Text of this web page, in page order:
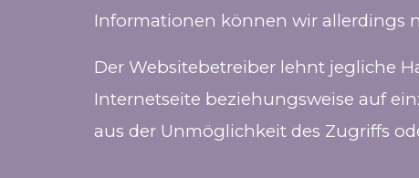
Informationen können wir allerdings
Der Websitebetreiber lehnt jegliche
Internetseite beziehungsweise auf
aus der Unmöglichkeit des Zugriffs